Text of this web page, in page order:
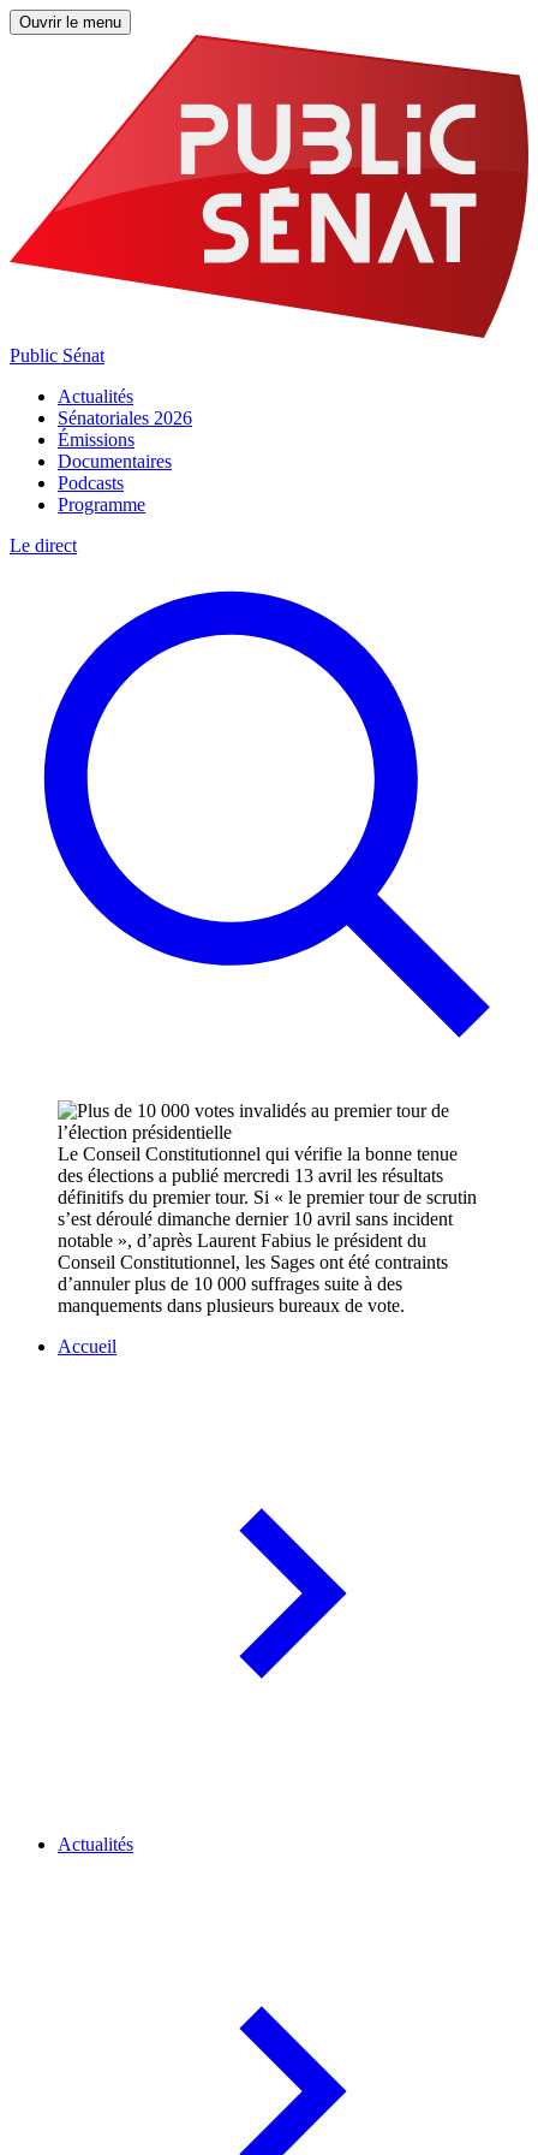
Ouvrir le menu
Public Sénat
Actualités
Sénatoriales 2026
Émissions
Documentaires
Podcasts
Programme
Le direct
Le Conseil Constitutionnel qui vérifie la bonne tenue
des élections a publié mercredi 13 avril les résultats
définitifs du premier tour. Si « le premier tour de scrutin
s’est déroulé dimanche dernier 10 avril sans incident
notable », d’après Laurent Fabius le président du
Conseil Constitutionnel, les Sages ont été contraints
d’annuler plus de 10 000 suffrages suite à des
manquements dans plusieurs bureaux de vote.
Accueil
Actualités